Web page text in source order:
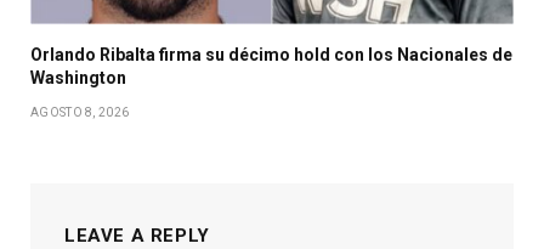
Orlando Ribalta firma su décimo hold con los Nacionales de
Washington
AGOSTO 8, 2026
LEAVE A REPLY